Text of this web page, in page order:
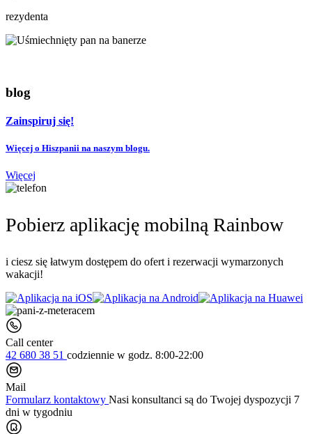
rezydenta
blog
Zainspiruj się!
Więcej o Hiszpanii na naszym blogu.
Więcej
Pobierz aplikację mobilną Rainbow
i ciesz się łatwym dostępem do ofert i rezerwacji wymarzonych
wakacji!
Call center
42 680 38 51 codziennie w godz. 8:00-22:00
Mail
Formularz kontaktowy Nasi konsultanci są do Twojej dyspozycji 7
dni w tygodniu